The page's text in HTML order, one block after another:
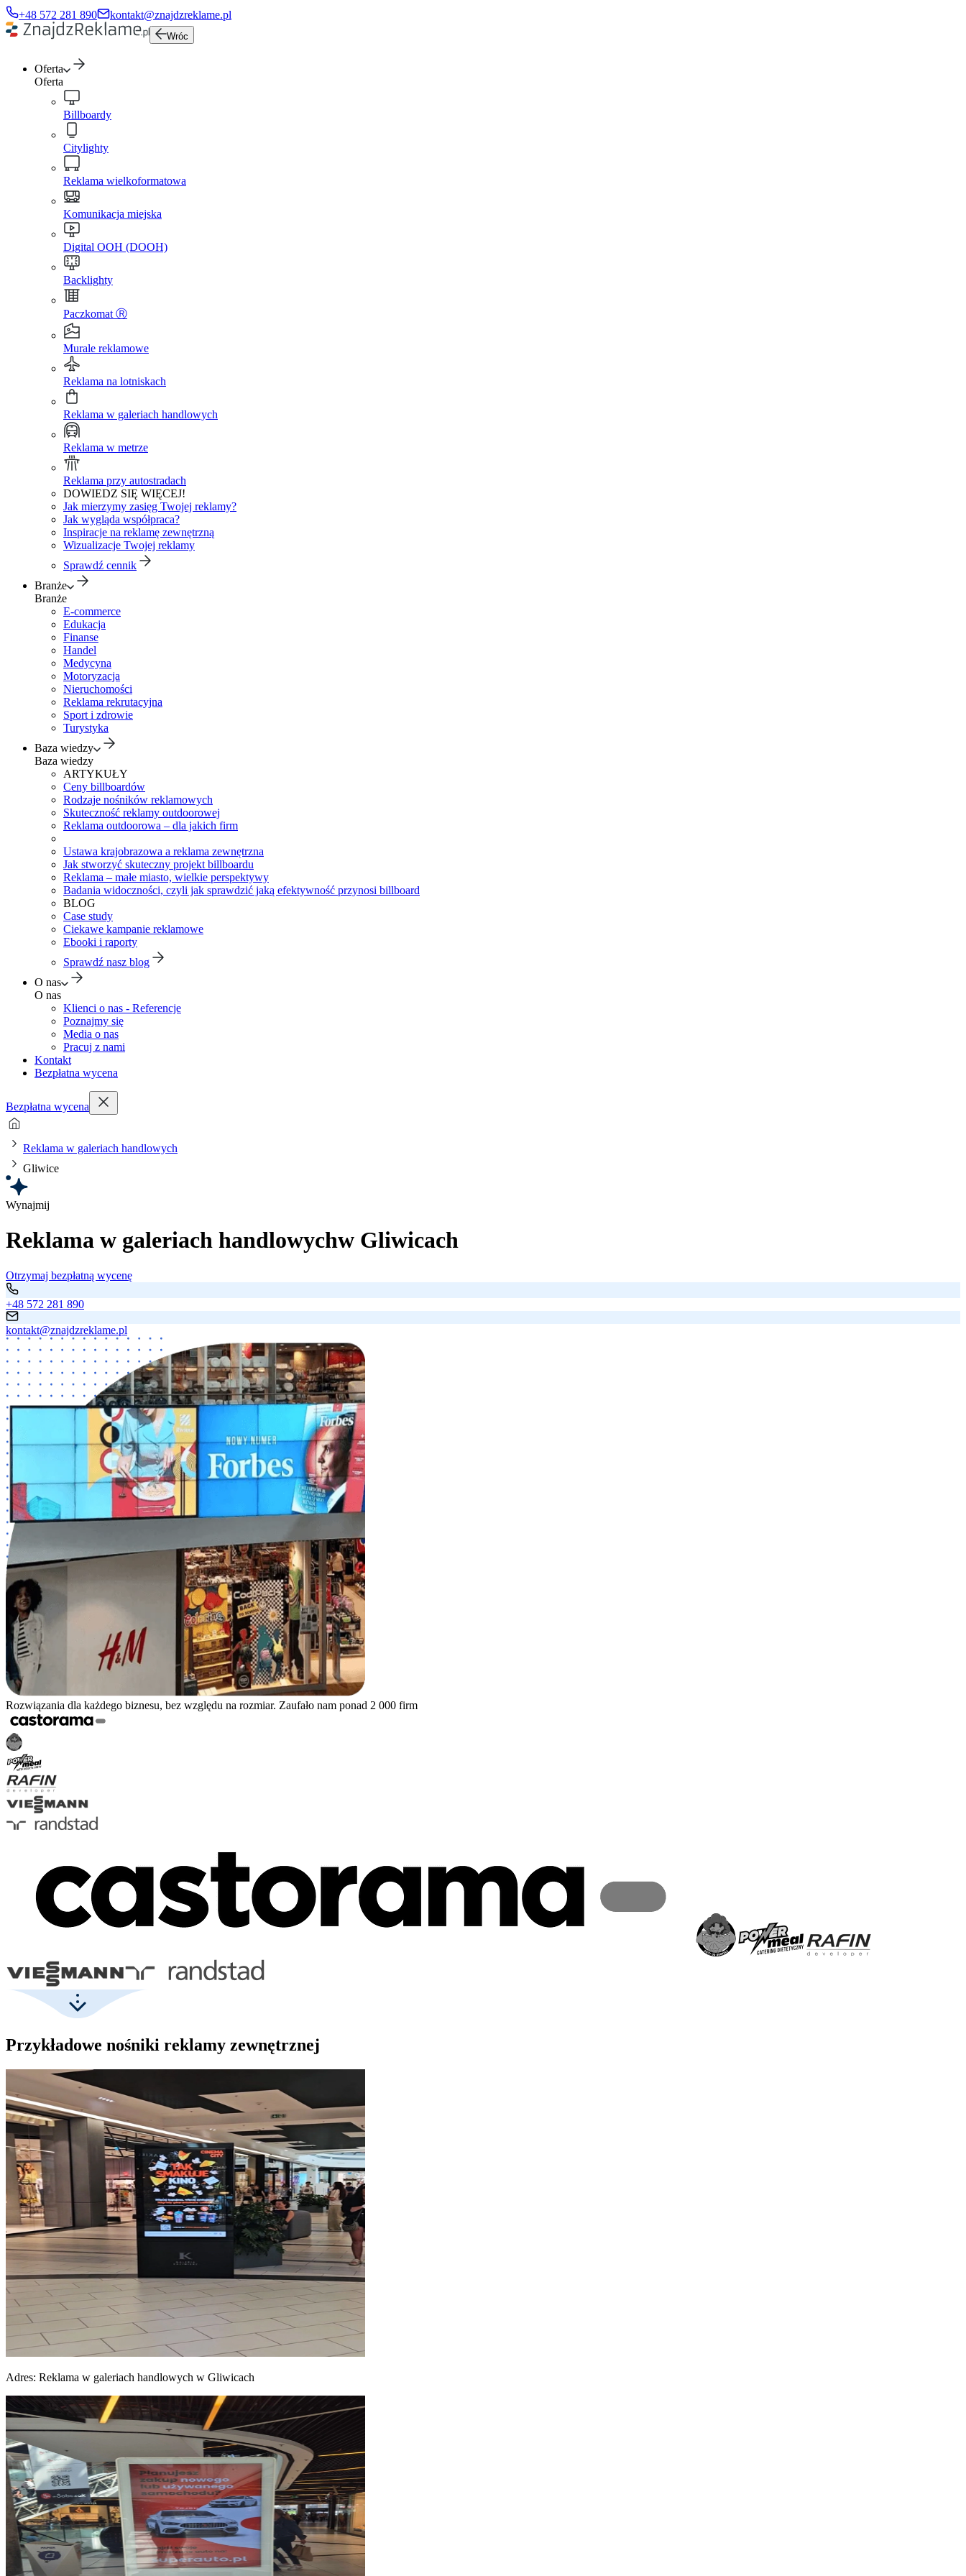
+48 572 281 890 kontakt@znajdzreklame.pl
Wróc
Oferta
Oferta
Billboardy
Citylighty
Reklama wielkoformatowa
Komunikacja miejska
Digital OOH (DOOH)
Backlighty
Paczkomat Ⓡ
Murale reklamowe
Reklama na lotniskach
Reklama w galeriach handlowych
Reklama w metrze
Reklama przy autostradach
DOWIEDZ SIĘ WIĘCEJ!
Jak mierzymy zasięg Twojej reklamy?
Jak wygląda współpraca?
Inspiracje na reklamę zewnętrzną
Wizualizacje Twojej reklamy
Sprawdź cennik
Branże
Branże
E-commerce
Edukacja
Finanse
Handel
Medycyna
Motoryzacja
Nieruchomości
Reklama rekrutacyjna
Sport i zdrowie
Turystyka
Baza wiedzy
Baza wiedzy
ARTYKUŁY
Ceny billboardów
Rodzaje nośników reklamowych
Skuteczność reklamy outdoorowej
Reklama outdoorowa – dla jakich firm
Ustawa krajobrazowa a reklama zewnętrzna
Jak stworzyć skuteczny projekt billboardu
Reklama – małe miasto, wielkie perspektywy
Badania widoczności, czyli jak sprawdzić jaką efektywność przynosi billboard
BLOG
Case study
Ciekawe kampanie reklamowe
Ebooki i raporty
Sprawdź nasz blog
O nas
O nas
Klienci o nas - Referencje
Poznajmy się
Media o nas
Pracuj z nami
Kontakt
Bezpłatna wycena
Bezpłatna wycena
Reklama w galeriach handlowych
Gliwice
Wynajmij
Reklama w galeriach handlowychw Gliwicach
Otrzymaj bezpłatną wycenę
+48 572 281 890
kontakt@znajdzreklame.pl
Rozwiązania dla każdego biznesu, bez względu na rozmiar. Zaufało nam ponad 2 000 firm
Przykładowe nośniki reklamy zewnętrznej
Adres: Reklama w galeriach handlowych w Gliwicach